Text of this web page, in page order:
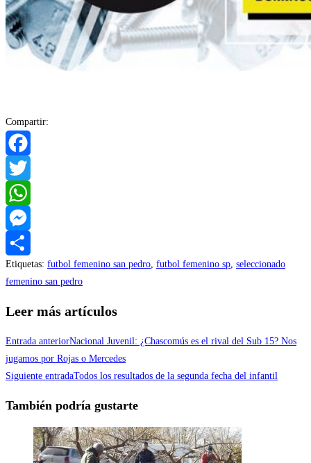
Compartir:
Facebook
Twitter
WhatsApp
Messenger
Compartir
Etiquetas: futbol femenino san pedro futbol femenino sp seleccionado
femenino san pedro
Leer más artículos
Entrada anteriorNacional Juvenil: ¿Chascomús es el rival del Sub 15? Nos
jugamos por Rojas o Mercedes
Siguiente entradaTodos los resultados de la segunda fecha del infantil
También podría gustarte